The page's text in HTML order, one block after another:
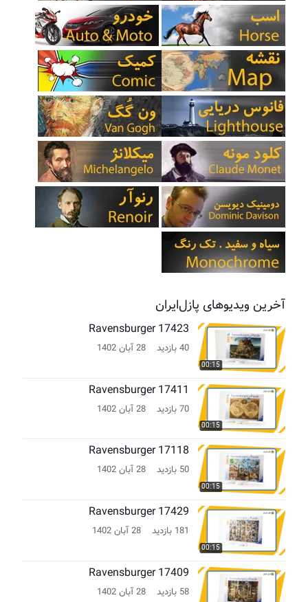
آخرین ویدیوهای پازل‌ایران
00:15
Ravensburger 17423
40 بازدید 28 آبان 1402
00:15
Ravensburger 17411
70 بازدید 28 آبان 1402
00:15
Ravensburger 17118
50 بازدید 28 آبان 1402
00:15
Ravensburger 17429
181 بازدید 28 آبان 1402
Ravensburger 17409
58 بازدید 28 آبان 1402